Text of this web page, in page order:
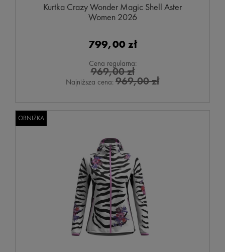
Kurtka Crazy Wonder Magic Shell Aster
Women 2026
799,00 zł
Cena regularna:
969,00 zł
Najniższa cena: 969,00 zł
OBNIŻKA